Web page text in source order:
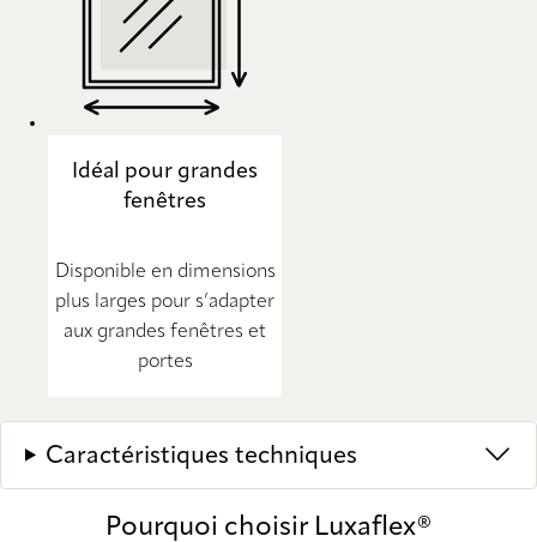
Idéal pour grandes
fenêtres
Disponible en dimensions
plus larges pour s’adapter
aux grandes fenêtres et
portes
Caractéristiques techniques
Pourquoi choisir Luxaflex®